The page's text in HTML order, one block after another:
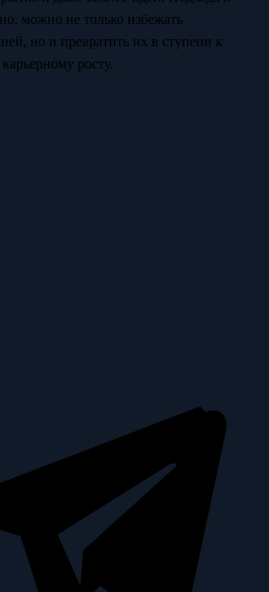
можно не только избежать
но и превратить их в ступени к
росту.